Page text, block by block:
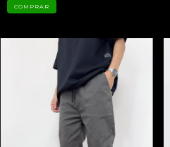
COMPRAR